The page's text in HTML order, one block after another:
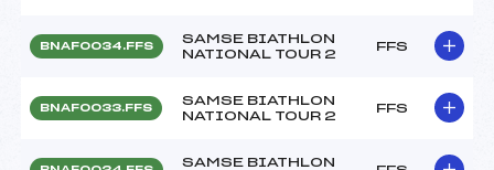
BNAF0034.FFS
SAMSE BIATHLON
NATIONAL TOUR 2
FFS
BNAF0033.FFS
SAMSE BIATHLON
NATIONAL TOUR 2
FFS
SAMSE BIATHLON